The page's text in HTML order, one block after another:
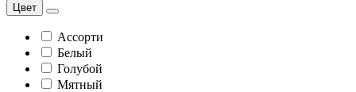
Цвет
Ассорти
Белый
Голубой
Мятный